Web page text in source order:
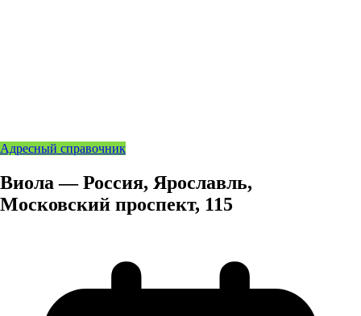
Адресный справочник
Виола — Россия, Ярославль,
Московский проспект, 115